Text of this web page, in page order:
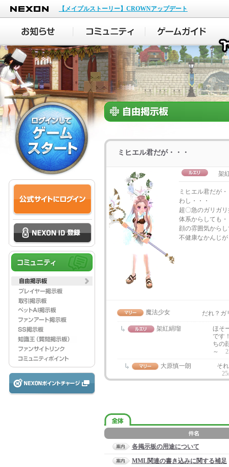
NEXON
【メイプルストーリー】CROWNアップデート
ミヒエル君だが・・・
架
ミヒエル君だが
わし・・・
超〇急のガリガ
体系からしても・
顔の雰囲気から
不健康なかんじ
魔法少女 だれ？ガ
架紅絹瑠
ほそ
です
ちの
～
大原慎一朗
そ
各掲示板の用途について
MML関連の書き込みに関する補足